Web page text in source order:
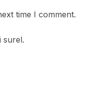
time I comment.
surel.